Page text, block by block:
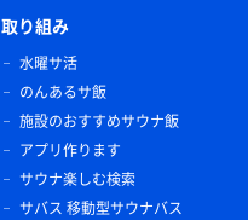
取り組み
水曜サ活
のんあるサ飯
施設のおすすめサウナ飯
アプリ作ります
サウナ楽しむ検索
サバス 移動型サウナバス